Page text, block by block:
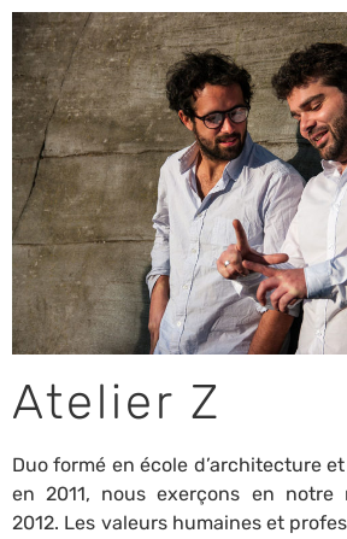
Atelier Z
Duo formé en école d’architecture
en 2011, nous exerçons en notre
2012. Les valeurs humaines et